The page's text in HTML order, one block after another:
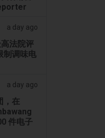
a day ago
法院评
制调味电
a day ago
，在
件电子